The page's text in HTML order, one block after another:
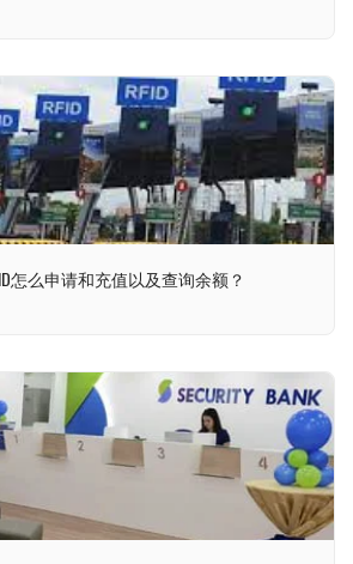
怎么申请和充值以及查询余额？